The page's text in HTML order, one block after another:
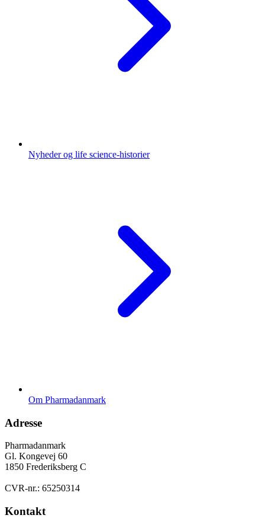
Nyheder og life science-historier
Om Pharmadanmark
Adresse
Pharmadanmark
Gl. Kongevej 60
1850 Frederiksberg C
CVR-nr.: 65250314
Kontakt